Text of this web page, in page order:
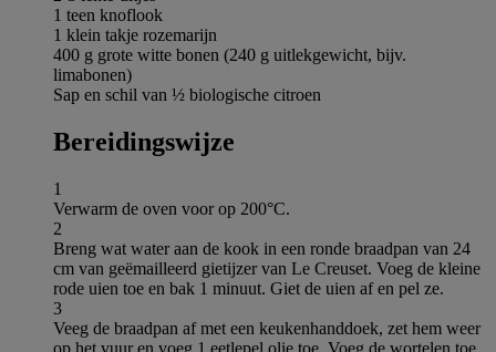
1 teen knoflook
1 klein takje rozemarijn
400 g grote witte bonen (240 g uitlekgewicht, bijv.
limabonen)
Sap en schil van ½ biologische citroen
Bereidingswijze
1
Verwarm de oven voor op 200°C.
2
Breng wat water aan de kook in een ronde braadpan van 24
cm van geëmailleerd gietijzer van Le Creuset. Voeg de kleine
rode uien toe en bak 1 minuut. Giet de uien af en pel ze.
3
Veeg de braadpan af met een keukenhanddoek, zet hem weer
op het vuur en voeg 1 eetlepel olie toe. Voeg de wortelen toe